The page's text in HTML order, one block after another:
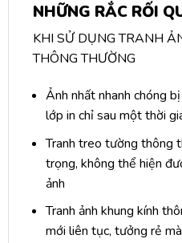
NHỮNG RẮC RỐI
KHI SỬ DỤNG TRANH
THÔNG THƯỜNG
Ảnh nhất nhanh chóng
lớp in chỉ sau một thời
Tranh treo tường thông
trọng, không thể hiện
ảnh
Tranh ảnh khung kính
mới liên tục, tưởng rẻ